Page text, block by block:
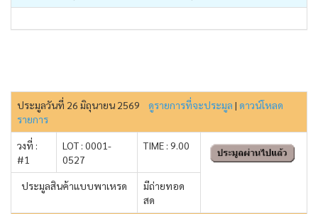
ประมูลวันที่ 26 มิถุนายน 2569 ดูรายการที่จะประมูล | ดาวน์โหลด
รายการ
วงที่ :
#1
LOT : 0001-
0527
TIME : 9.00
ประมูลสินค้าแบบพาเหรด
มีถ่ายทอด
สด